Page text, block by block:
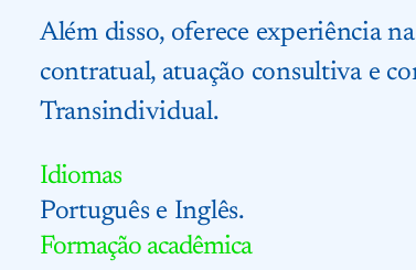
Além disso, oferece experiência
contratual, atuação consultiva e
Transindividual.
Idiomas
Português e Inglês.
Formação acadêmica